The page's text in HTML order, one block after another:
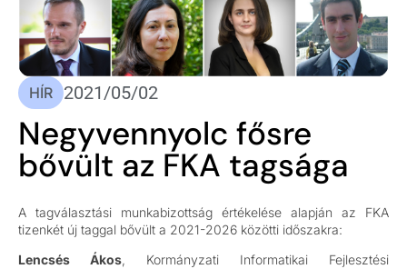
HÍR 2021/05/02
Negyvennyolc fősre
bővült az FKA tagsága
A tagválasztási munkabizottság értékelése alapján az FKA
tizenkét új taggal bővült a 2021-2026 közötti időszakra:
Lencsés Ákos , Kormányzati Informatikai Fejlesztési